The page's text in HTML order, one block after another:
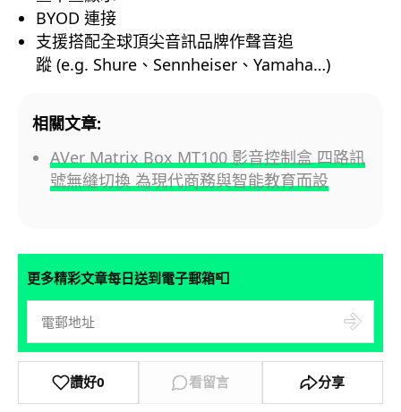
BYOD 連接
支援搭配全球頂尖音訊品牌作聲音追
蹤 (e.g. Shure、Sennheiser、Yamaha…)
相關文章:
AVer Matrix Box MT100 影音控制盒 四路訊
號無縫切換 為現代商務與智能教育而設
更多精彩文章每日送到電子郵箱📮
讚好0 看留言 分享